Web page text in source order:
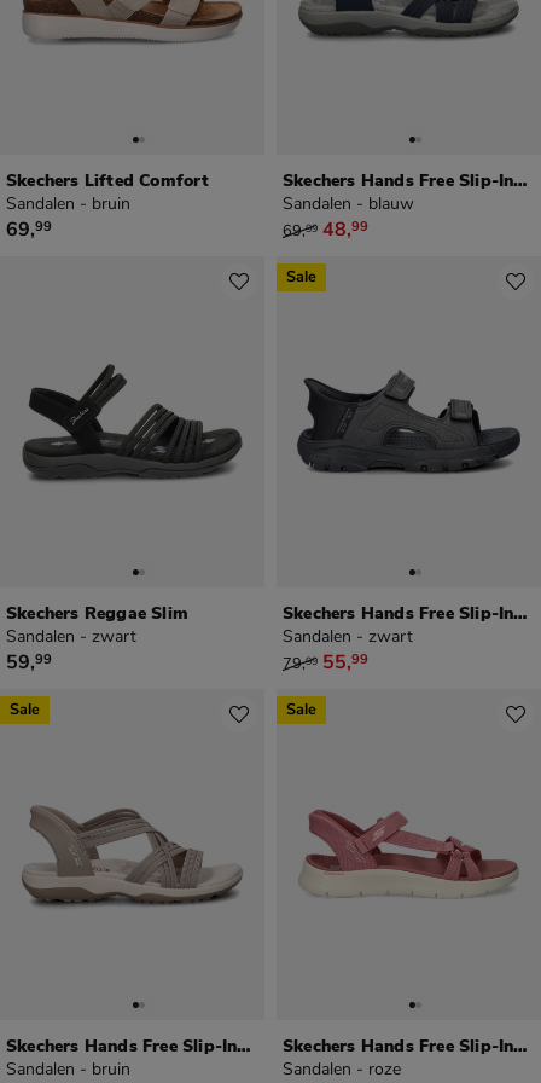
Skechers Lifted Comfort
Sandalen - bruin
€ 69,99
69,99
Skechers Hands Free Slip-Ins Reggae Slim
Sandalen - blauw
van € 69,99 voor € 48,99
69,99 48,99
Skechers Reggae Slim
Sandalen - zwart
€ 59,99
59,99
Skechers Hands Free Slip-Ins Tresmen
Sandalen - zwart
van € 79,99 voor € 55,99
79,99 55,99
Sale
Skechers Hands Free Slip-Ins Reggae Slim
Sandalen - bruin
Sale
Skechers Hands Free Slip-Ins Go Walk Flex
Sandalen - roze
Sale